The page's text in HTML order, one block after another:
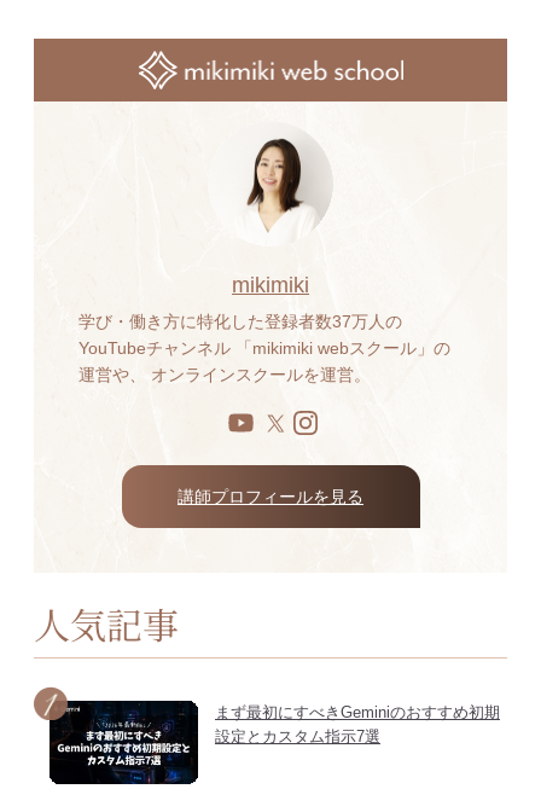
mikimiki
学び・働き方に特化した登録者数37万人の
YouTubeチャンネル 「mikimiki webスクール」の
運営や、 オンラインスクールを運営。
講師プロフィールを見る
人気記事
まず最初にすべきGeminiのおすすめ初期
設定とカスタム指示7選